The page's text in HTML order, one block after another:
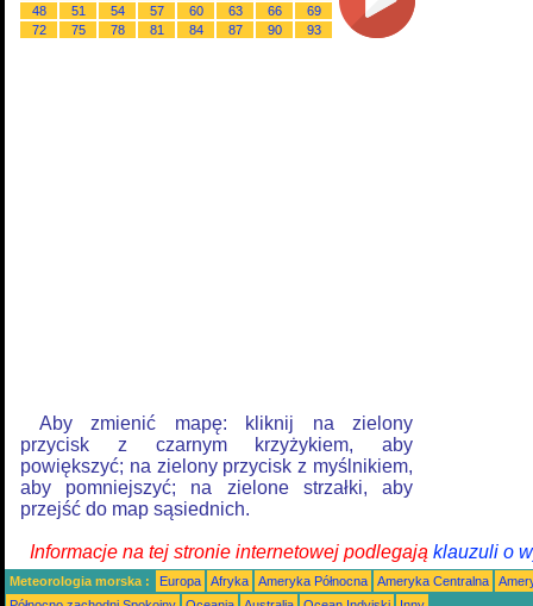
48
51 54 57 60 63 66
69
72
75 78 81 84 87 90 93
Aby zmienić mapę: kliknij na zielony
przycisk z czarnym krzyżykiem, aby
powiększyć; na zielony przycisk z myślnikiem,
aby pomniejszyć; na zielone strzałki, aby
przejść do map sąsiednich.
Informacje na tej stronie internetowej podlegają klauzuli o
Meteorologia morska : Europa Afryka Ameryka Północna Ameryka Centralna